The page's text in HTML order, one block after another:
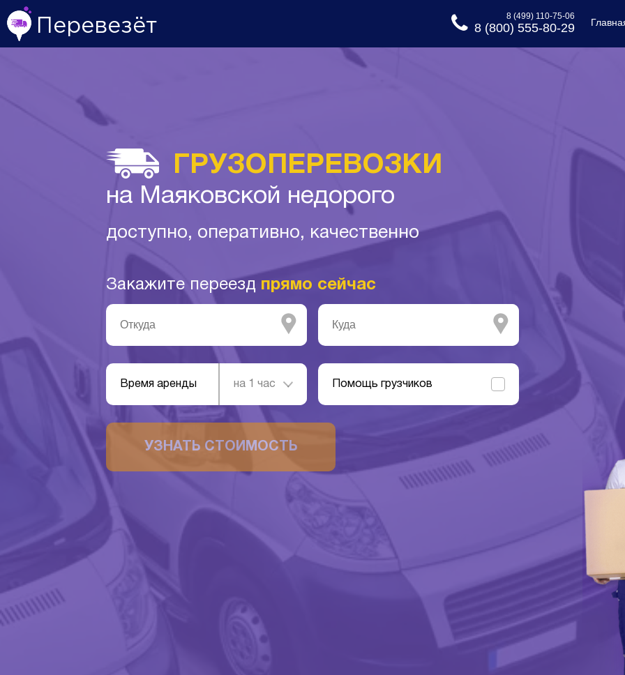
Перевезёт
8 (499) 110-75-06
8 (800) 555-80-29
ГРУЗОПЕРЕВОЗКИ
на Маяковской недорого
доступно, оперативно, качественно
Закажите переезд прямо сейчас
Время аренды на 1 час Помощь грузчиков
УЗНАТЬ СТОИМОСТЬ